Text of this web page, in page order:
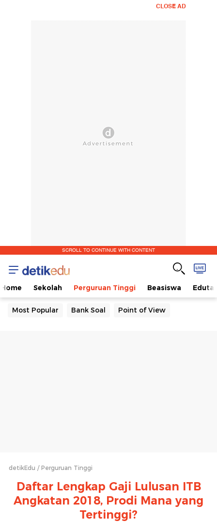
CLOSE AD
SCROLL TO CONTINUE WITH CONTENT
Home Sekolah Perguruan Tinggi Beasiswa
Most Popular Bank Soal Point of View
detikEdu Perguruan Tinggi
Daftar Lengkap Gaji Lulusan ITB
Angkatan 2018, Prodi Mana yang
Tertinggi?